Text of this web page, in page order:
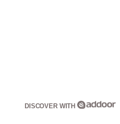
DISCOVER WITH